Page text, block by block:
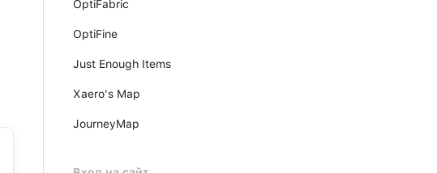
OptiFabric
OptiFine
Just Enough Items
Xаero's Mаp
JourneyMap